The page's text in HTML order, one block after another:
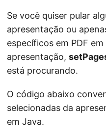
Se você quiser pular
apresentação ou
específicos em PDF
apresentação,
está procurando.
O código abaixo
selecionadas da
em Java.